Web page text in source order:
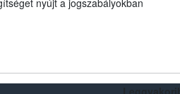
nyújt a jogszabályokban